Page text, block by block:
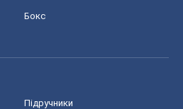
Бокс
Підручники